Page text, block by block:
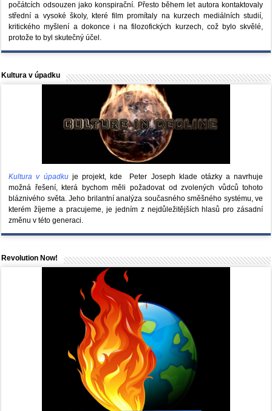
počátcích odsouzen jako konspirační. Přesto během let autora kontaktovaly
střední a vysoké školy, které film promítaly na kurzech mediálních studií,
kritického myšlení a dokonce i na filozofických kurzech, což bylo skvělé,
protože to byl skutečný účel.
Kultura v úpadku
Kultura v úpadkuje projekt, kde Peter Joseph klade otázky a navrhuje
možná řešení, která bychom měli požadovat od zvolených vůdců tohoto
bláznivého světa. Jeho brilantní analýza současného směšného systému, ve
kterém žíjeme a pracujeme, je jedním z nejdůležitějších hlasů pro zásadní
změnu v této generaci.
Revolution Now!